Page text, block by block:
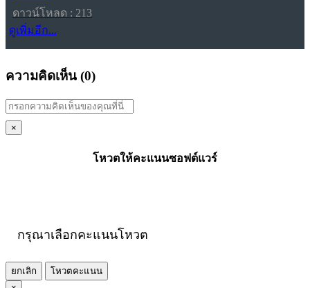
ดาวน์โหลด : 213
ดูเพิ่มอีก...
ความคิดเห็น (0)
×
โหวตให้คะแนนซอฟต์แวร์
กรุณาเลือกคะแนนโหวต
ยกเลิก
โหวตคะแนน